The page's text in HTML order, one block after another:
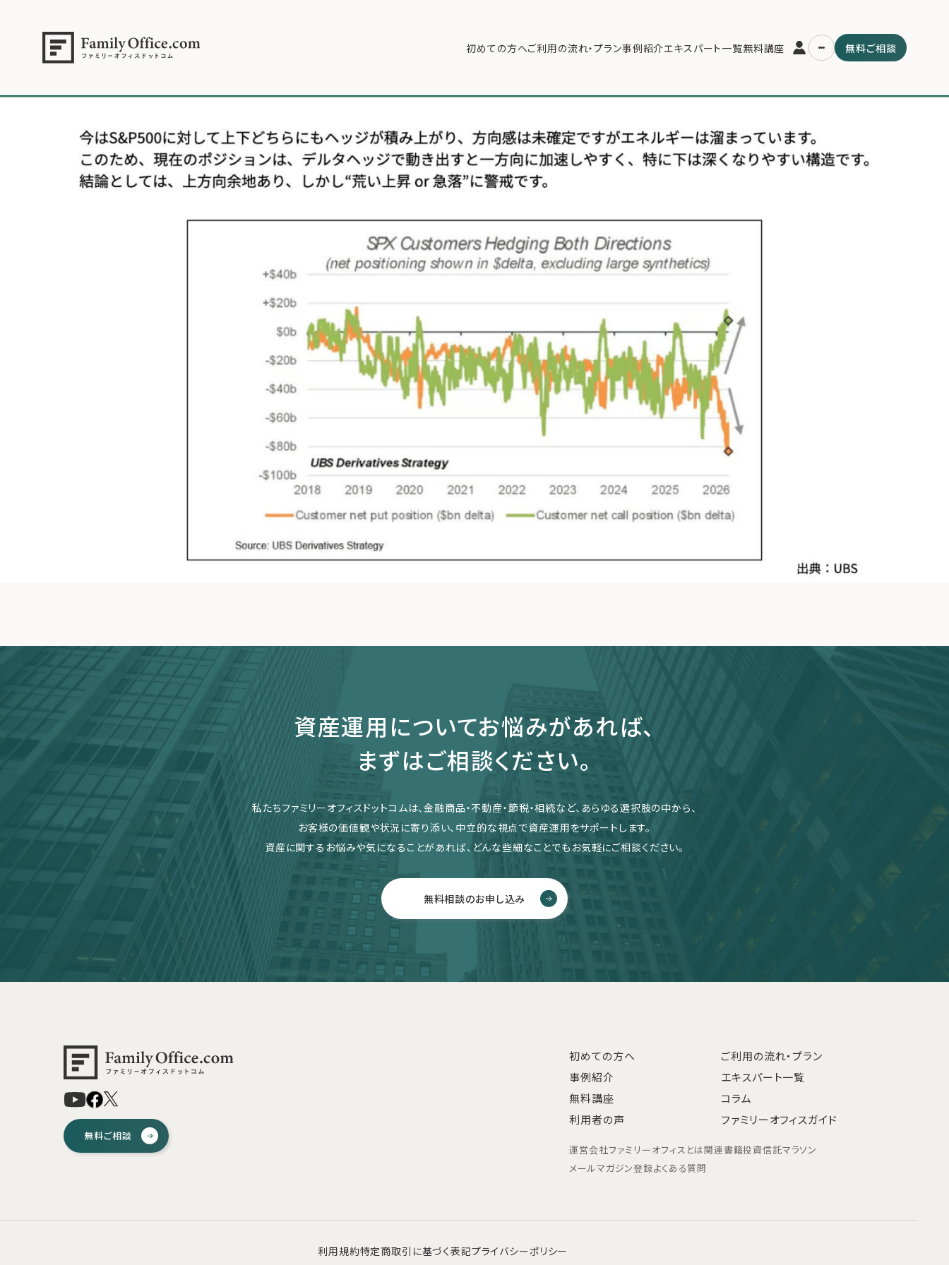
初めての方へご利用の流れ・プラン事例紹介エキスパート一覧無料講座 無料ご相談
初めての方へ
ご利用の流れ・プラン
事例紹介
エキスパート一覧
無料講座
運営会社
ファミリーオフィスとは
関連書籍
2026年4月6日.006
資産運用についてお悩みがあれば、
まずはご相談ください。
私たちファミリーオフィスドットコムは、金融商品・不動産・節税・相続など、あらゆる選択肢の中から、
お客様の価値観や状況に寄り添い、中立的な視点で資産運用をサポートします。
資産に関するお悩みや気になることがあれば、どんな些細なことでもお気軽にご相談ください。
無料相談のお申し込み
無料ご相談
初めての方へ
ご利用の流れ・プラン
事例紹介
エキスパート一覧
無料講座
コラム
利用者の声
ファミリーオフィスガイド
運営会社ファミリーオフィスとは関連書籍投資信託マラソン
メールマガジン登録よくある質問
利用規約特定商取引に基づく表記プライバシーポリシー